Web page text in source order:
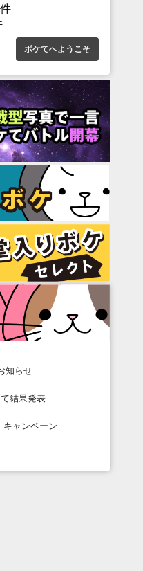
件
ボケてへようこそ
知らせ
結果発表
キャンペーン